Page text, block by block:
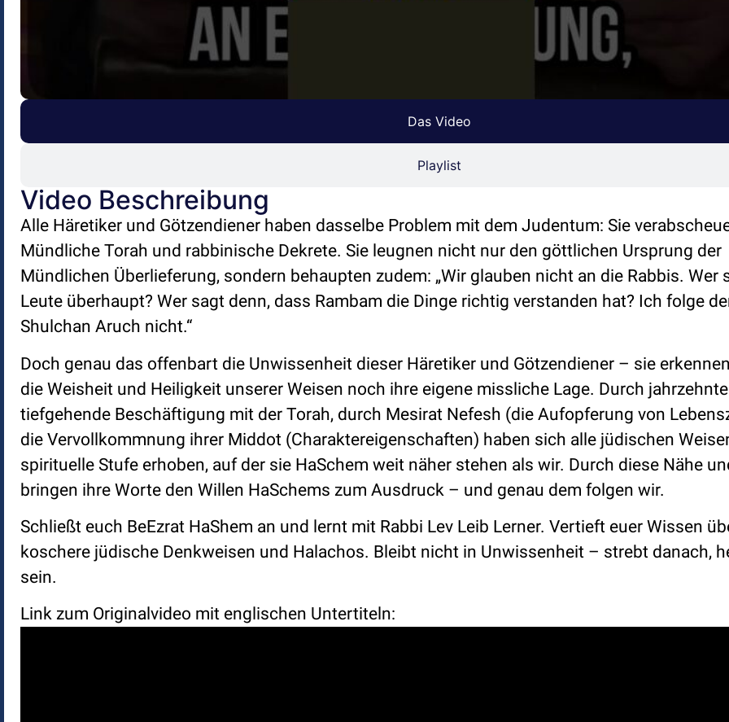
Das Video
Playlist
Video Beschreibung
Alle Häretiker und Götzendiener haben dasselbe Problem mit dem Judentum: Sie
Mündliche Torah und rabbinische Dekrete. Sie leugnen nicht nur den göttlichen Ursprung der
Mündlichen Überlieferung, sondern behaupten zudem: „Wir glauben nicht an die Rabbis. Wer
Leute überhaupt? Wer sagt denn, dass Rambam die Dinge richtig verstanden hat? Ich folge
Shulchan Aruch nicht.“
Doch genau das offenbart die Unwissenheit dieser Häretiker und Götzendiener – sie
die Weisheit und Heiligkeit unserer Weisen noch ihre eigene missliche Lage. Durch
tiefgehende Beschäftigung mit der Torah, durch Mesirat Nefesh (die Aufopferung von
die Vervollkommnung ihrer Middot (Charaktereigenschaften) haben sich alle jüdischen
spirituelle Stufe erhoben, auf der sie HaSchem weit näher stehen als wir. Durch diese Nähe
bringen ihre Worte den Willen HaSchems zum Ausdruck – und genau dem folgen wir.
Schließt euch BeEzrat HaShem an und lernt mit Rabbi Lev Leib Lerner. Vertieft euer Wissen
koschere jüdische Denkweisen und Halachos. Bleibt nicht in Unwissenheit – strebt danach,
sein.
Link zum Originalvideo mit englischen Untertiteln: